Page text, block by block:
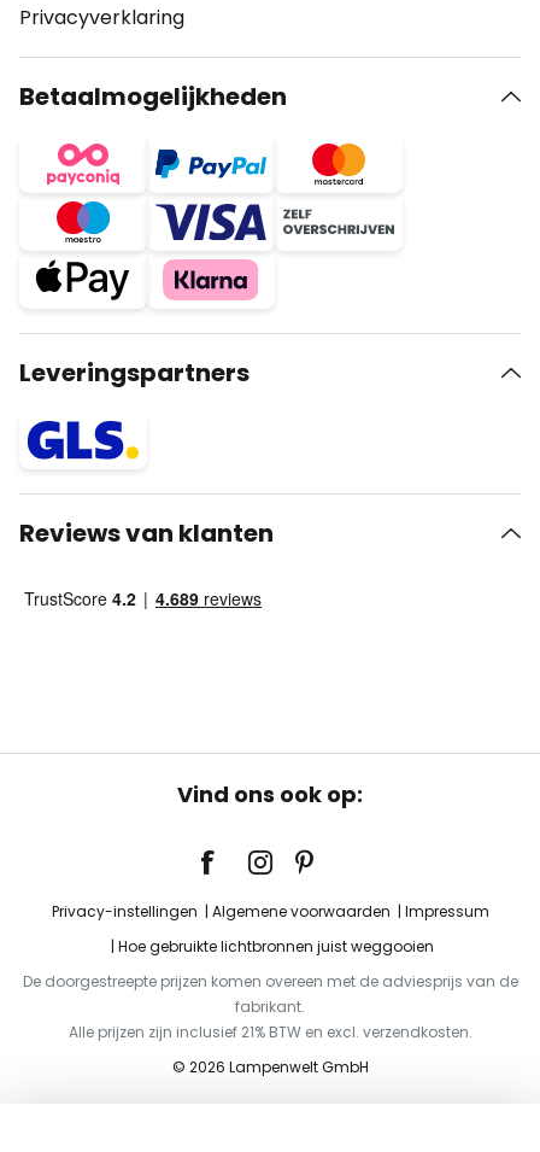
Privacyverklaring
Betaalmogelijkheden
Leveringspartners
Reviews van klanten
Vind ons ook op:
Privacy-instellingen Algemene voorwaarden
Impressum
Hoe gebruikte lichtbronnen juist weggooien
De doorgestreepte prijzen komen overeen met de adviesprijs van de
fabrikant.
Alle prijzen zijn inclusief 21% BTW en excl. verzendkosten.
© 2026 Lampenwelt GmbH